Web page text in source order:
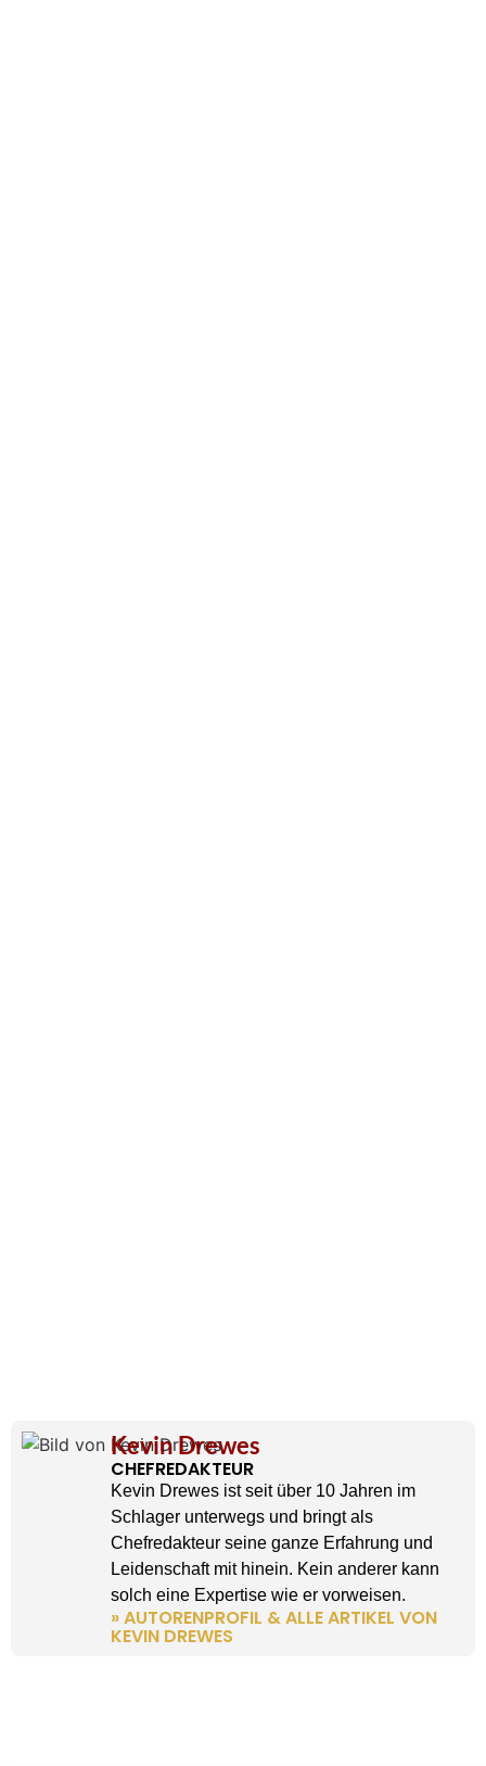
Kevin Drewes
CHEFREDAKTEUR
Kevin Drewes ist seit über 10 Jahren im
Schlager unterwegs und bringt als
Chefredakteur seine ganze Erfahrung und
Leidenschaft mit hinein. Kein anderer kann
solch eine Expertise wie er vorweisen.
» AUTORENPROFIL & ALLE ARTIKEL VON
KEVIN DREWES